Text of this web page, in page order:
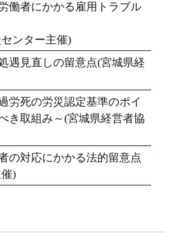
働者にかかる雇用トラブル
ンター主催)
遇見直しの留意点(宮城県経
労死の労災認定基準のポイ
き取組み～(宮城県経営者協
の対応にかかる法的留意点
)